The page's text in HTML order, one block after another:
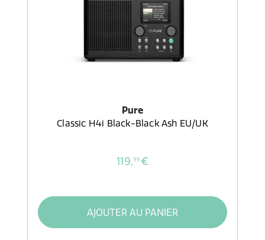
Pure
Classic H4i Black-Black Ash EU/UK
119,99 €
AJOUTER AU PANIER